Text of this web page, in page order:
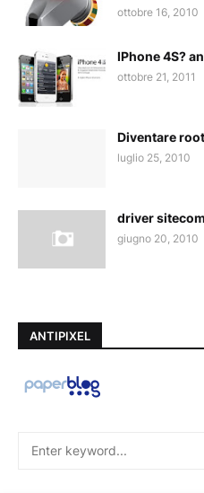
ottobre 16, 2010
IPhone 4S?
ottobre 21, 2011
Diventare
luglio 25, 2010
driver
giugno 20, 2010
ANTIPIXEL